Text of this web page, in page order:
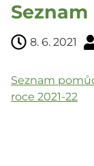
8. 6. 2021
Seznam
roce 2021-22